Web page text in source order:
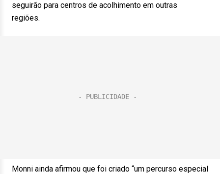
seguirão para centros de acolhimento em outras
regiões.
Monni ainda afirmou que foi criado “um percurso especial